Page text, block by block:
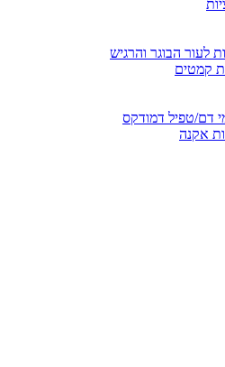
לעור הבוגר והרגיש
קמטים
דם/טפיל דמודקס
אקנה